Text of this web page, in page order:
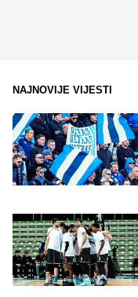
NAJNOVIJE VIJESTI